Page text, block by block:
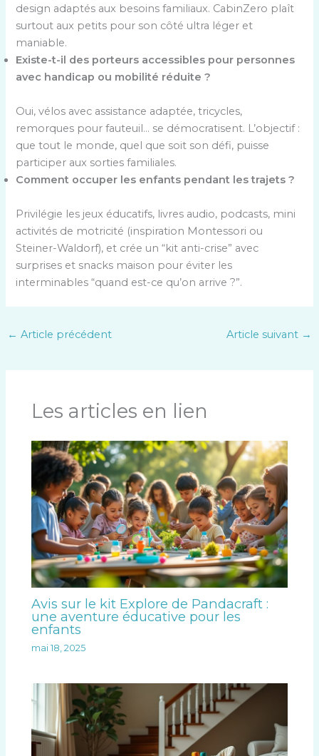
design adaptés aux besoins familiaux. CabinZero plaît
surtout aux petits pour son côté ultra léger et
maniable.
Existe-t-il des porteurs accessibles pour personnes
avec handicap ou mobilité réduite ?
Oui, vélos avec assistance adaptée, tricycles,
remorques pour fauteuil… se démocratisent. L’objectif :
que tout le monde, quel que soit son défi, puisse
participer aux sorties familiales.
Comment occuper les enfants pendant les trajets ?
Privilégie les jeux éducatifs, livres audio, podcasts, mini
activités de motricité (inspiration Montessori ou
Steiner-Waldorf), et crée un “kit anti-crise” avec
surprises et snacks maison pour éviter les
interminables “quand est-ce qu’on arrive ?”.
← Article précédent Article suivant →
Les articles en lien
Avis sur le kit Explore de Pandacraft :
une aventure éducative pour les
enfants
mai 18, 2025